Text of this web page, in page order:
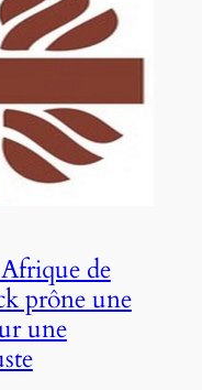
de
prône une
une